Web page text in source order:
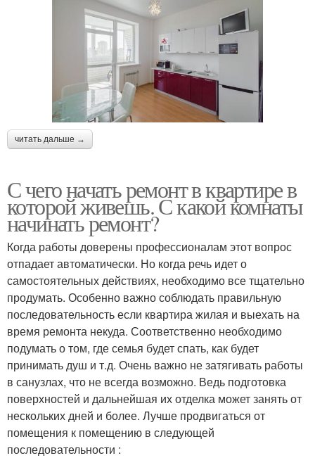
читать дальше →
С чего начать ремонт в квартире в
которой живешь. С какой комнаты
начинать ремонт?
Когда работы доверены профессионалам этот вопрос
отпадает автоматически. Но когда речь идет о
самостоятельных действиях, необходимо все тщательно
продумать. Особенно важно соблюдать правильную
последовательность если квартира жилая и выехать на
время ремонта некуда. Соответственно необходимо
подумать о том, где семья будет спать, как будет
принимать душ и т.д. Очень важно не затягивать работы
в санузлах, что не всегда возможно. Ведь подготовка
поверхностей и дальнейшая их отделка может занять от
нескольких дней и более. Лучше продвигаться от
помещения к помещению в следующей
последовательности :